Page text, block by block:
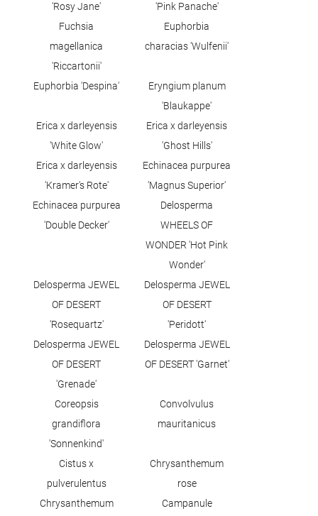
'Rosy Jane'
'Pink Panache'
Fuchsia
magellanica
'Riccartonii'
Euphorbia
characias 'Wulfenii'
Euphorbia 'Despina'
Eryngium planum
'Blaukappe'
Erica x darleyensis
'White Glow'
Erica x darleyensis
'Ghost Hills'
Erica x darleyensis
'Kramer's Rote'
Echinacea purpurea
'Magnus Superior'
Echinacea purpurea
'Double Decker'
Delosperma
WHEELS OF
WONDER 'Hot Pink
Wonder'
Delosperma JEWEL
OF DESERT
'Rosequartz'
Delosperma JEWEL
OF DESERT
'Peridott'
Delosperma JEWEL
OF DESERT
'Grenade'
Delosperma JEWEL
OF DESERT 'Garnet'
Coreopsis
grandiflora
'Sonnenkind'
Convolvulus
mauritanicus
Cistus x
pulverulentus
Chrysanthemum
rose
Chrysanthemum
Campanule